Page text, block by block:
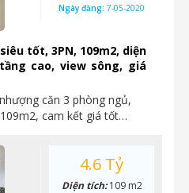
tốt, 3PN, 109m2, diện
cao, view sông, giá
căn 3 phòng ngủ,
cam kết giá tốt…
Ngày đăng: 7-05-2020
4.6 Tỷ
Diện tích:109 m2